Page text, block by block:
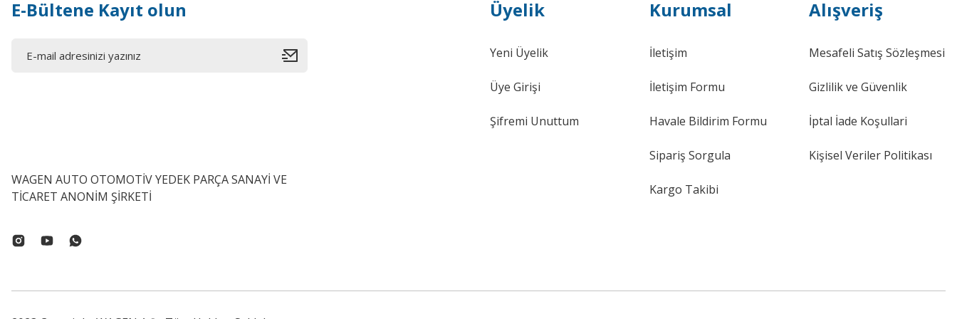
E-Bültene Kayıt olun
WAGEN AUTO OTOMOTİV YEDEK PARÇA SANAYİ VE
TİCARET ANONİM ŞİRKETİ
Üyelik
Yeni Üyelik
Üye Girişi
Şifremi Unuttum
Kurumsal
İletişim
İletişim Formu
Havale Bildirim Formu
Sipariş Sorgula
Kargo Takibi
Alışveriş
Mesafeli Satış Sözleşmesi
Gizlilik ve Güvenlik
İptal İade Koşullari
Kişisel Veriler Politikası